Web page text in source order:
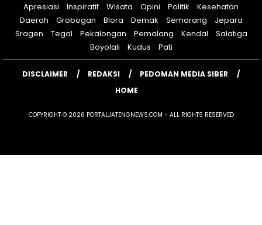
Apresiasi
Inspiratif Wisata Opini Politik
Kesehatan
Daerah
Grobogan Blora Demak Semarang
Jepara
Sragen
Tegal Pekalongan Pemalang Kendal
Salatiga
Boyolali
Kudus Pati
DISCLAIMER REDAKSI
PEDOMAN MEDIA SIBER
HOME
COPYRIGHT © 2026 PORTALJATENGNEWS.COM - ALL RIGHTS RESERVED